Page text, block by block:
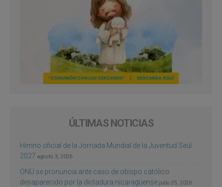
ÚLTIMAS NOTICIAS
Himno oficial de la Jornada Mundial de la Juventud Seúl
2027 agosto 3, 2026
ONU se pronuncia ante caso de obispo católico
desaparecido por la dictadura nicaragüense julio 25, 2026